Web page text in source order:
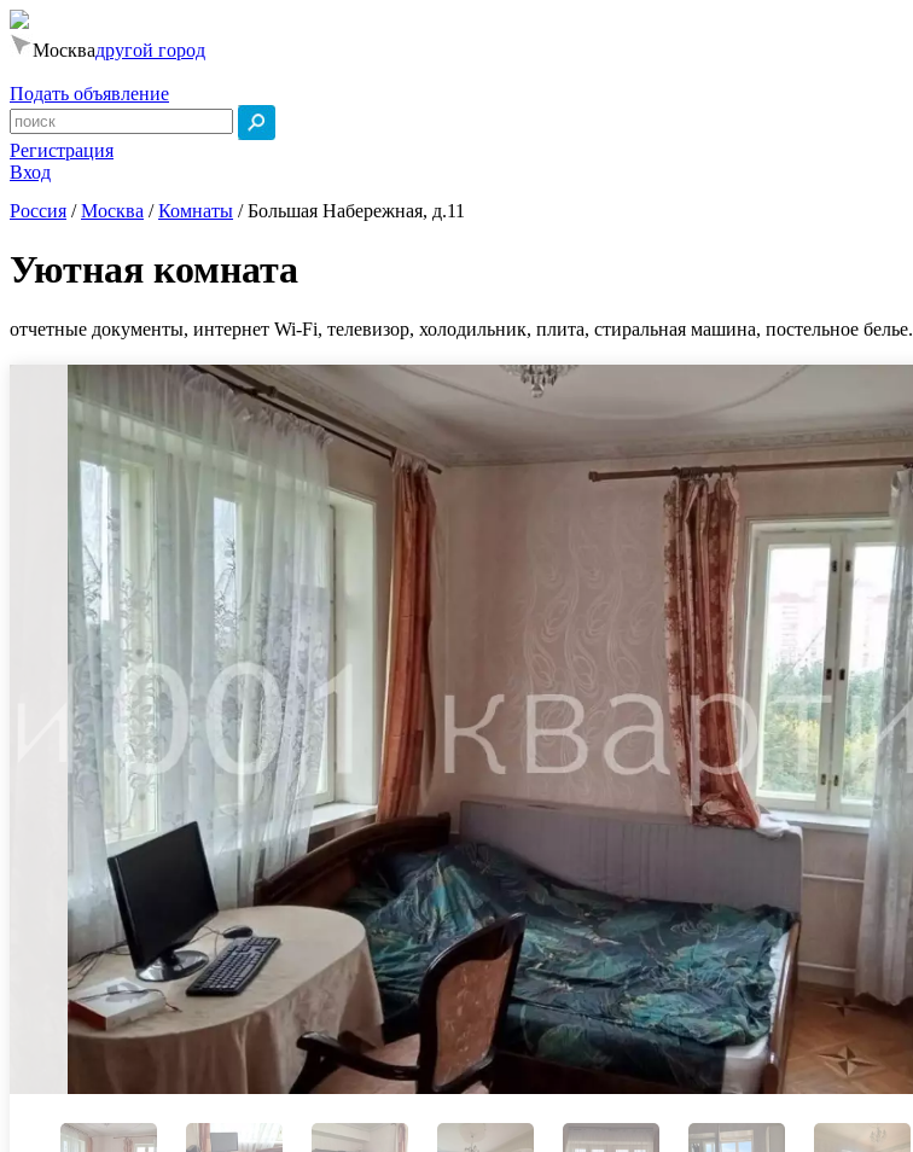
Москвадругой город
Подать объявление
Регистрация
Вход
Россия /Москва /Комнаты /Большая Набережная, д.11
Уютная комната
отчетные документы, интернет Wi-Fi, телевизор, холодильник, плита, стиральная машина, постельное белье.